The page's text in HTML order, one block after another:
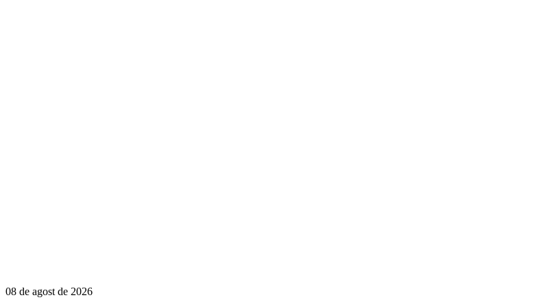
08 de agost de 2026